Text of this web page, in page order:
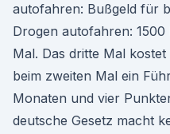
autofahren: Bußgeld für
Drogen autofahren:
Mal. Das dritte Mal
beim zweiten Mal ein
Monaten und vier
deutsche Gesetz macht